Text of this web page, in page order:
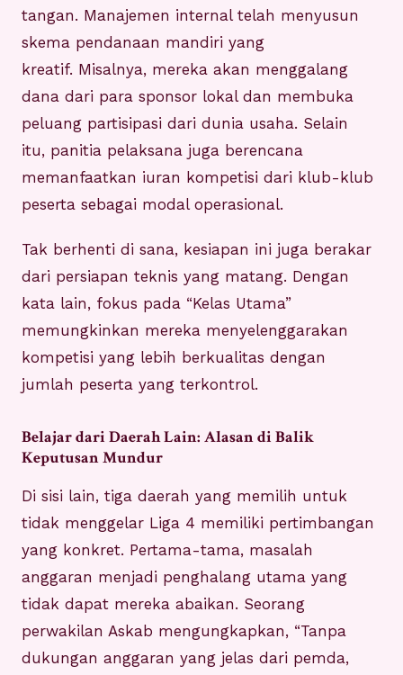
tangan. Manajemen internal telah menyusun
skema pendanaan mandiri yang
kreatif. Misalnya, mereka akan menggalang
dana dari para sponsor lokal dan membuka
peluang partisipasi dari dunia usaha. Selain
itu, panitia pelaksana juga berencana
memanfaatkan iuran kompetisi dari klub-klub
peserta sebagai modal operasional.
Tak berhenti di sana, kesiapan ini juga berakar
dari persiapan teknis yang matang. Dengan
kata lain, fokus pada “Kelas Utama”
memungkinkan mereka menyelenggarakan
kompetisi yang lebih berkualitas dengan
jumlah peserta yang terkontrol.
Belajar dari Daerah Lain: Alasan di Balik
Keputusan Mundur
Di sisi lain, tiga daerah yang memilih untuk
tidak menggelar Liga 4 memiliki pertimbangan
yang konkret. Pertama-tama, masalah
anggaran menjadi penghalang utama yang
tidak dapat mereka abaikan. Seorang
perwakilan Askab mengungkapkan, “Tanpa
dukungan anggaran yang jelas dari pemda,